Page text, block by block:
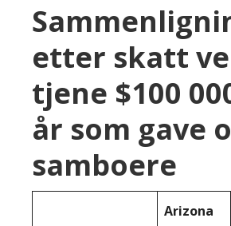
etter skatt
tjene $100
år som gave
samboere
Arizona